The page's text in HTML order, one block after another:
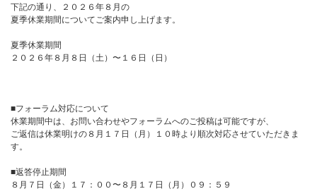
下記の通り、２０２６年８月の
夏季休業期間についてご案内申し上げます。
夏季休業期間
２０２６年８月８日（土）〜１６日（日）
■フォーラム対応について
休業期間中は、お問い合わせやフォーラムへのご投稿は可能ですが、
ご返信は休業明けの８月１７日（月）１０時より順次対応させていただきま
す。
■返答停止期間
８月７日（金）１７：００〜８月１７日（月）０９：５９